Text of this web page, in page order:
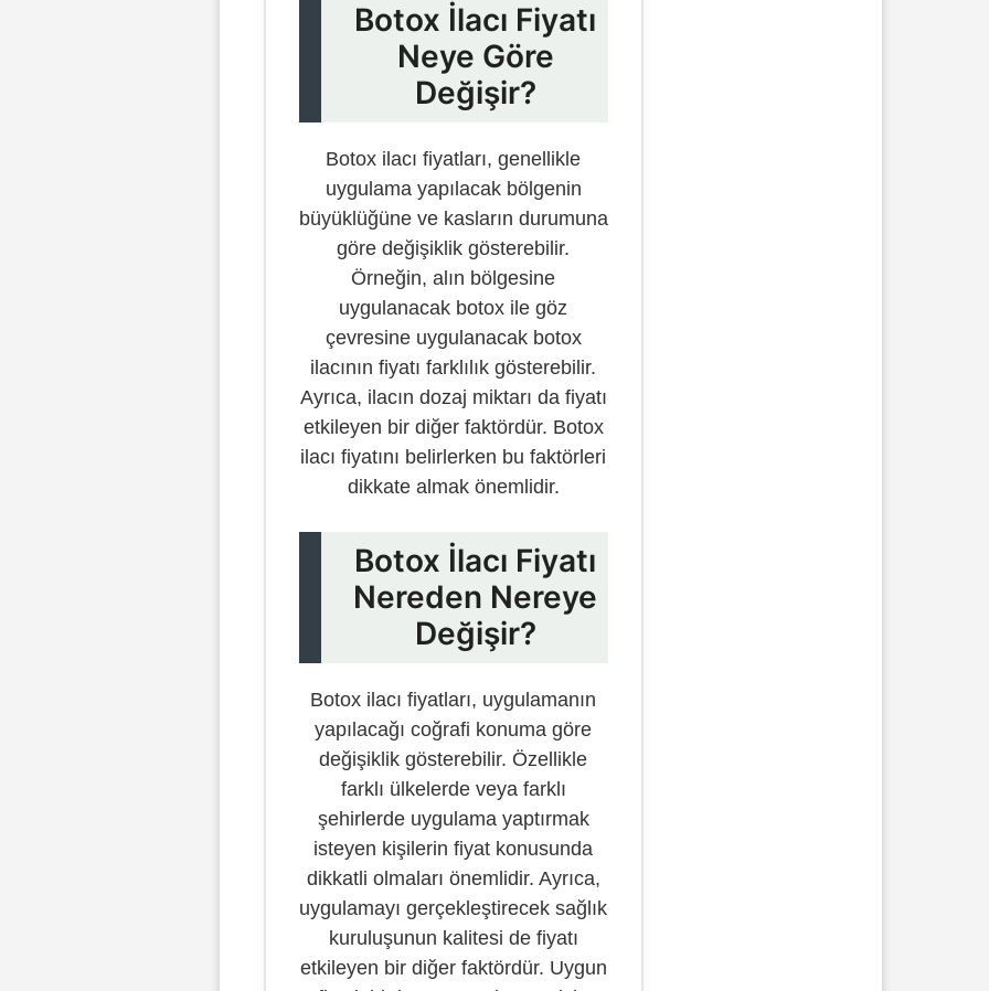
Botox İlacı Fiyatı
Neye Göre
Değişir?
Botox ilacı fiyatları, genellikle
uygulama yapılacak bölgenin
büyüklüğüne ve kasların durumuna
göre değişiklik gösterebilir.
Örneğin, alın bölgesine
uygulanacak botox ile göz
çevresine uygulanacak botox
ilacının fiyatı farklılık gösterebilir.
Ayrıca, ilacın dozaj miktarı da fiyatı
etkileyen bir diğer faktördür. Botox
ilacı fiyatını belirlerken bu faktörleri
dikkate almak önemlidir.
Botox İlacı Fiyatı
Nereden Nereye
Değişir?
Botox ilacı fiyatları, uygulamanın
yapılacağı coğrafi konuma göre
değişiklik gösterebilir. Özellikle
farklı ülkelerde veya farklı
şehirlerde uygulama yaptırmak
isteyen kişilerin fiyat konusunda
dikkatli olmaları önemlidir. Ayrıca,
uygulamayı gerçekleştirecek sağlık
kuruluşunun kalitesi de fiyatı
etkileyen bir diğer faktördür. Uygun